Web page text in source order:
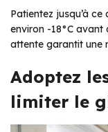
Patientez jusqu’à
environ -18°C avant
attente garantit une
Adoptez
limiter le